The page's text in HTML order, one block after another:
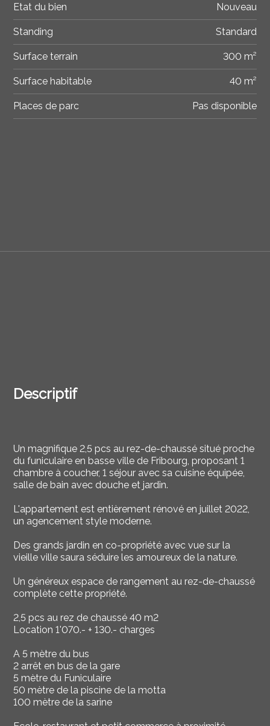
Descriptif
Un magnifique 2,5 pcs au rez-de-chaussé situé proche
du funiculaire en basse ville de Fribourg, proposant 1
chambre à coucher, 1 séjour avec sa cuisine équipée,
salle de bain avec douche et jardin.
L'appartement est entièrement rénové en juillet 2022,
un agencement style moderne.
Des grands jardin en co-propriété avec vue sur la
vieille ville saura séduire les amoureux de la nature.
Un généreux espace de rangement au rez-de-chaussé
complète cette propriété.
2,5 pcs au rez de chaussé 40 m2
Location 1'070.- + 130.- charges
A 5 mètre du bus
2 arrêt en bus de la gare
5 mètre du Funiculaire
50 mètre de la piscine de la motta
100 mètre de la sarine
Etat du bien Nouveau
Standing Standard
Surface terrain 300 m²
Surface habitable 40 m²
Places de parc Pas disponible